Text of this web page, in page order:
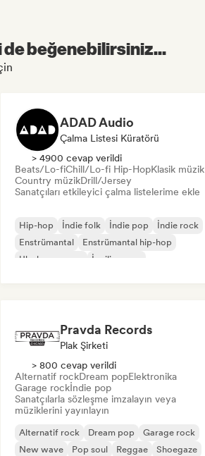
beğenebilirsiniz...
ADAD Audio
Çalma Listesi Küratörü
> 4900 cevap verildi
Beats/Lo-fiChill/Lo-fi Hip-HopKlasik müzik
Country müzikDrill/Jersey
Sanatçıları etkileyici çalma listelerime ekle
Hip-hop İndie folk İndie pop
İndie rock
Enstrümantal
Enstrümantal hip-hop
Uluslararası rap
İngilizce rap
Pravda Records
Plak Şirketi
> 800 cevap verildi
Alternatif rockDream popElektronika
Garage rockİndie pop
Sanatçılarla sözleşme imzalayın veya
müziklerini yayınlayın
Alternatif rock Dream pop
Garage rock
New wave
Pop soul Reggae Shoegaze